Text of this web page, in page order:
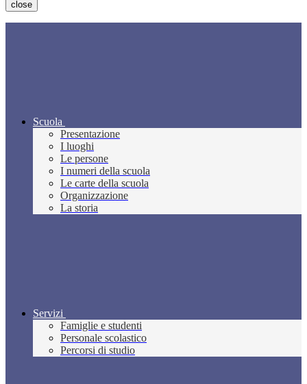
close
Scuola
Presentazione
I luoghi
Le persone
I numeri della scuola
Le carte della scuola
Organizzazione
La storia
Servizi
Famiglie e studenti
Personale scolastico
Percorsi di studio